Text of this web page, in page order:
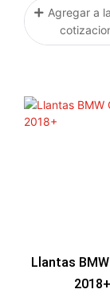
Agregar a
Llantas
2018+